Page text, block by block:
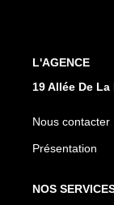
L'AGENCE
19 Allée De
Nous contacter
Présentation
NOS